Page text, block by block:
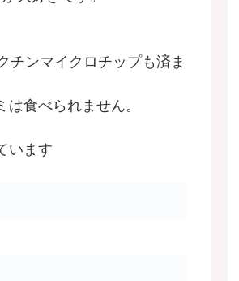
チンマイクロチップも済ま
食べられません。
います